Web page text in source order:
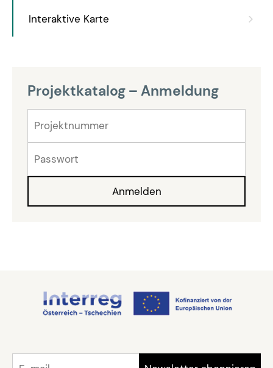
Interaktive Karte
Projektkatalog – Anmeldung